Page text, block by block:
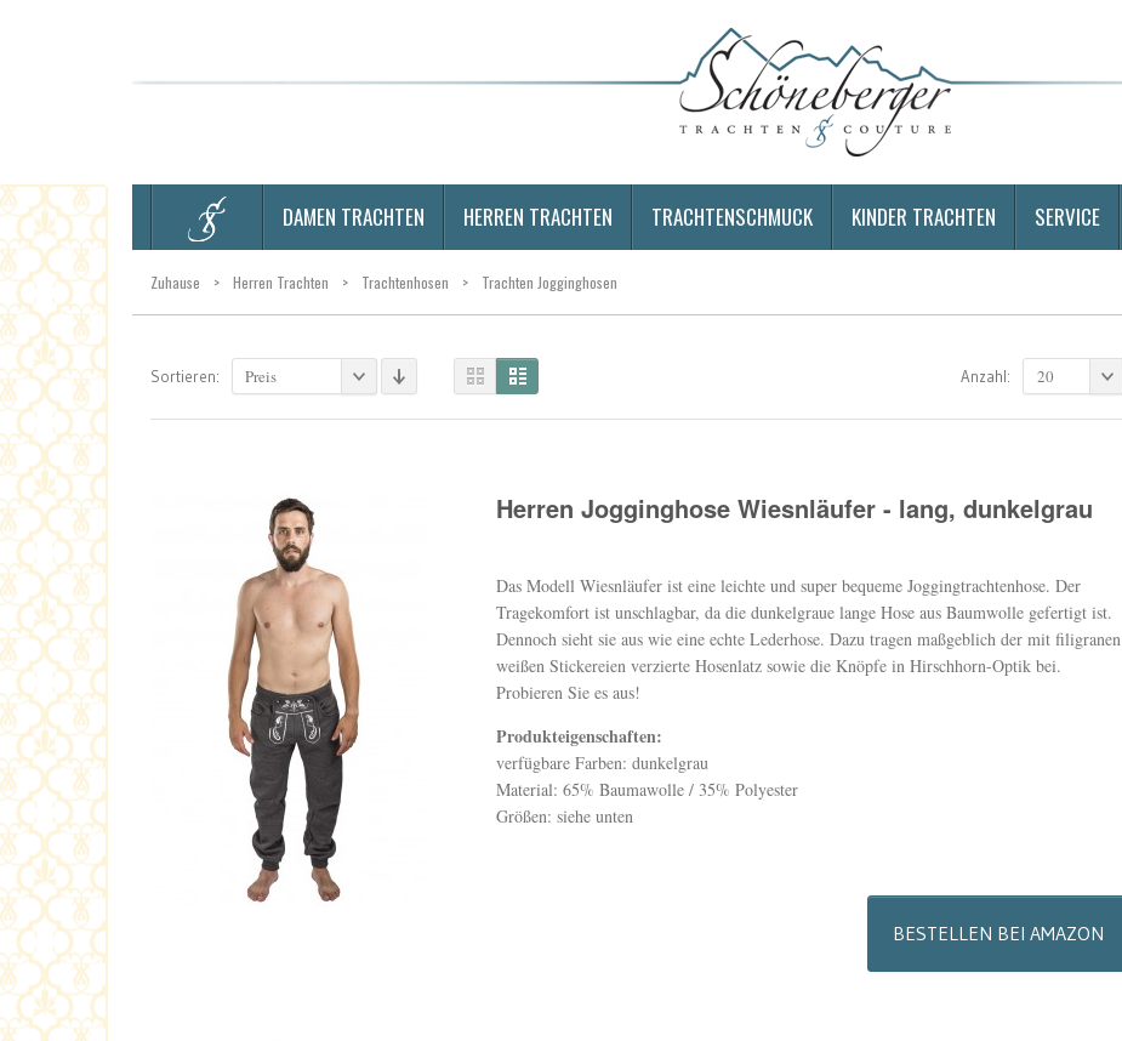
DAMEN TRACHTEN HERREN TRACHTEN TRACHTENSCHMUCK KINDER TRACHTEN SERVICE
Zuhause > Herren Trachten > Trachtenhosen > Trachten Jogginghosen
Sortieren: Preis Anzahl: 20
Herren Jogginghose Wiesnläufer - lang, dunkelgrau
Das Modell Wiesnläufer ist eine leichte und super bequeme Joggingtrachtenhose. Der
Tragekomfort ist unschlagbar, da die dunkelgraue lange Hose aus Baumwolle gefertigt ist.
Dennoch sieht sie aus wie eine echte Lederhose. Dazu tragen maßgeblich der mit filigranen
weißen Stickereien verzierte Hosenlatz sowie die Knöpfe in Hirschhorn-Optik bei.
Probieren Sie es aus!
Produkteigenschaften:
verfügbare Farben: dunkelgrau
Material: 65% Baumawolle / 35% Polyester
Größen: siehe unten
BESTELLEN BEI AMAZON